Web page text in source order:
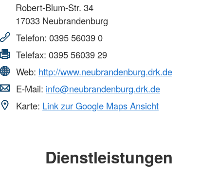
Robert-Blum-Str. 34
17033 Neubrandenburg
Telefon: 0395 56039 0
Telefax: 0395 56039 29
Web: http://www.neubrandenburg.drk.de
E-Mail: info@neubrandenburg.drk.de
Karte: Link zur Google Maps Ansicht
Dienstleistungen